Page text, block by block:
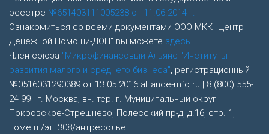
реестре №651403111005238 от 11.06.2014 г.
Ознакомиться со всеми документами ООО МКК "Центр
Денежной Помощи-ДОН" вы можете здесь
Член союза "Микрофинансовый Альянс "Институты
развития малого и среднего бизнеса" , регистрационный
№0516031290389 от 13.05.2016 alliance-mfo.ru | 8 (800) 555-
24-99 | г. Москва, вн. тер. г. Муниципальный округ
Покровское-Стрешнево, Полесский пр-д, д.16, стр. 1,
помещ./эт. 308/антресолье